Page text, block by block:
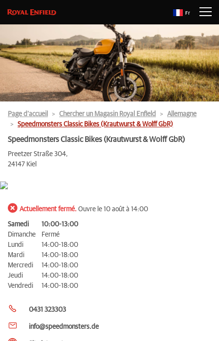
Fr
Page d’accueil Chercher un Magasin Royal Enfield
Allemagne
Speedmonsters Classic Bikes (Krautwurst & Wolff GbR)
Speedmonsters Classic Bikes (Krautwurst & Wolff GbR)
Preetzer Straße 304,
24147 Kiel
Actuellement fermé. Ouvre le 10 août à 14:00
Samedi
10:00-13:00
Dimanche
Fermé
Lundi
14:00-18:00
Mardi
14:00-18:00
Mercredi
14:00-18:00
Jeudi
14:00-18:00
Vendredi
14:00-18:00
0431 323303
info@speedmonsters.de